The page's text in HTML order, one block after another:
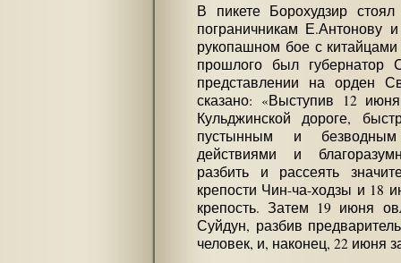
В пикете Борохудзир
пограничникам Е.Антонову
рукопашном бое с
прошлого был губернатор
представлении на орден
сказано: «Выступив 12
Кульджинской дороге,
пустынным и безводным
действиями и
разбить и рассеять
крепости Чин-ча-ходзы и 18
крепость. Затем 19 июня
Суйдун, разбив
человек, и, наконец, 22 июня